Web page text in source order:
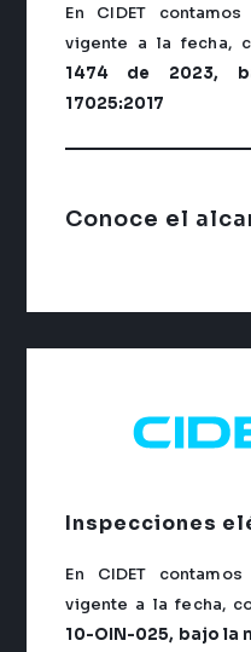
En CIDET
vigente a la fecha,
1474 de 2023,
17025:2017
Conoce el
Inspecciones
En CIDET
vigente a la fecha,
10-OIN-025, bajo la